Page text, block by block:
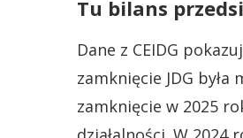
Tu bilans
Dane z CEIDG
zamknięcie JDG
zamknięcie w 2025